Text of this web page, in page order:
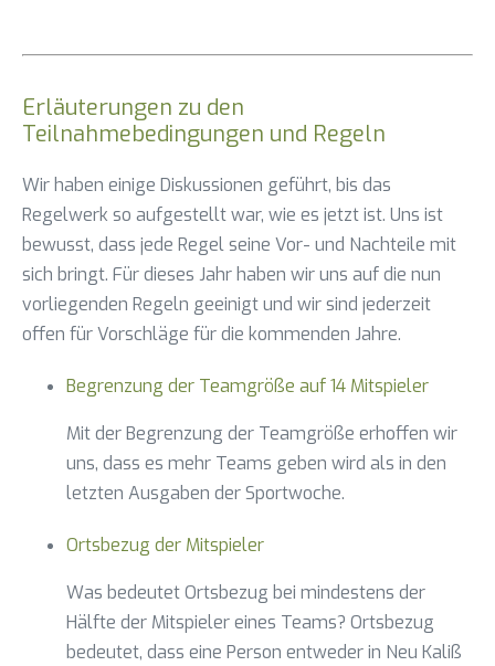
Erläuterungen zu den
Teilnahmebedingungen und Regeln
Wir haben einige Diskussionen geführt, bis das
Regelwerk so aufgestellt war, wie es jetzt ist. Uns ist
bewusst, dass jede Regel seine Vor- und Nachteile mit
sich bringt. Für dieses Jahr haben wir uns auf die nun
vorliegenden Regeln geeinigt und wir sind jederzeit
offen für Vorschläge für die kommenden Jahre.
Begrenzung der Teamgröße auf 14 Mitspieler
Mit der Begrenzung der Teamgröße erhoffen wir
uns, dass es mehr Teams geben wird als in den
letzten Ausgaben der Sportwoche.
Ortsbezug der Mitspieler
Was bedeutet Ortsbezug bei mindestens der
Hälfte der Mitspieler eines Teams? Ortsbezug
bedeutet, dass eine Person entweder in Neu Kaliß